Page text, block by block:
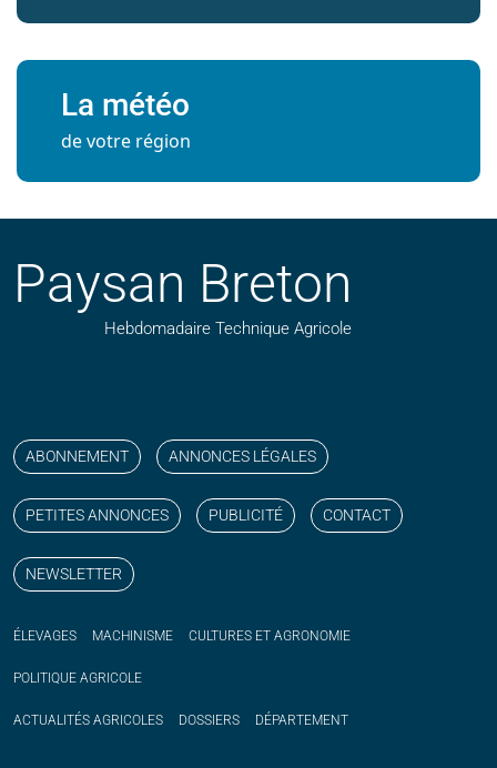
La météo
de votre région
Paysan Breton
Hebdomadaire Technique Agricole
ABONNEMENT ANNONCES LÉGALES
PETITES ANNONCES PUBLICITÉ CONTACT
NEWSLETTER
ÉLEVAGES MACHINISME CULTURES ET AGRONOMIE
POLITIQUE AGRICOLE
ACTUALITÉS AGRICOLES DOSSIERS DÉPARTEMENT